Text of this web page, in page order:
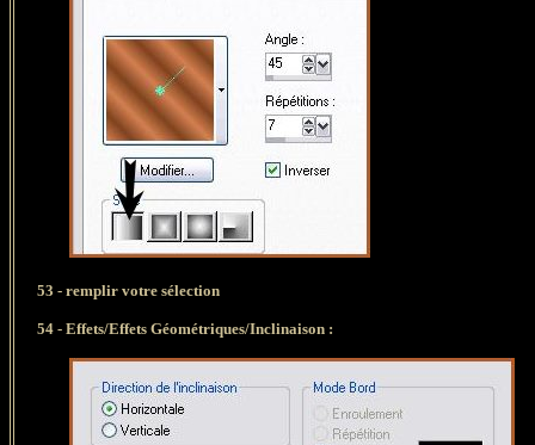
53 - remplir votre sélection
54 - Effets/Effets Géométriques/Inclinaison :